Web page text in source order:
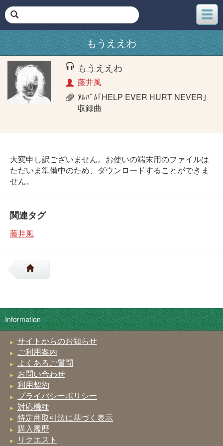
メ
ニ
ュ
ー
もうええわ
もうええわ
藤井風
ｱﾙﾊﾞﾑ｢HELP EVER HURT NEVER｣
収録曲
大変申し訳ございません。お使いの端末用のファイルは
ただいま準備中のため、ダウンロードすることができま
せん。
関連タグ
藤井風
Information
サイトからのお知らせ
ご利用案内
よくあるご質問
お問い合わせ
利用契約
プライバシーポリシー
対応機種
特定商取引法に基づく表示
購入履歴
リクエスト